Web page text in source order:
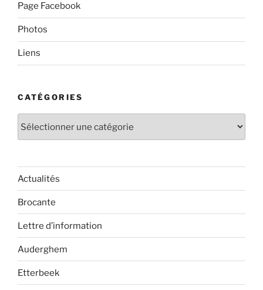
Page Facebook
Photos
Liens
CATÉGORIES
Actualités
Brocante
Lettre d’information
Auderghem
Etterbeek